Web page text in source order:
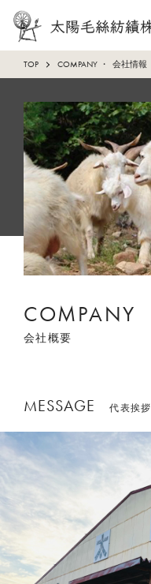
TOP COMPANY 会社情報
COMPANY
会社概要
MESSAGE 代表挨拶